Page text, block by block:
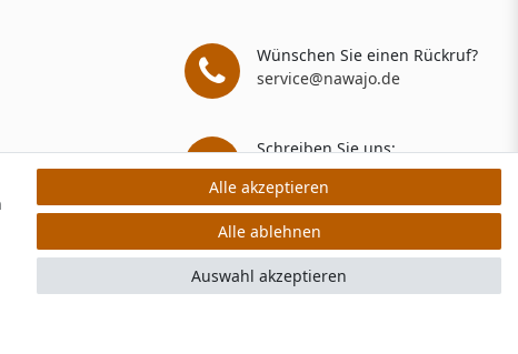
Wünschen Sie einen Rückruf?
service@nawajo.de
Schreiben Sie uns:
service@nawajo.de
5 Verkaufs- und 3 Bewertungsplattformen
Alle akzeptieren
Alle ablehnen
Auswahl akzeptieren
Alle akzeptieren
Alle ablehnen
Auswahl akzeptieren